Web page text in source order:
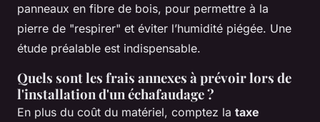
panneaux en fibre de bois, pour permettre à la
pierre de "respirer" et éviter l’humidité piégée. Une
étude préalable est indispensable.
Quels sont les frais annexes à prévoir lors de
l'installation d'un échafaudage ?
En plus du coût du matériel, comptez la taxe